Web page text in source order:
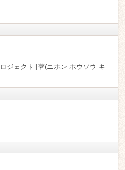
ジェクト∥著(ニホン ホウソウ キ